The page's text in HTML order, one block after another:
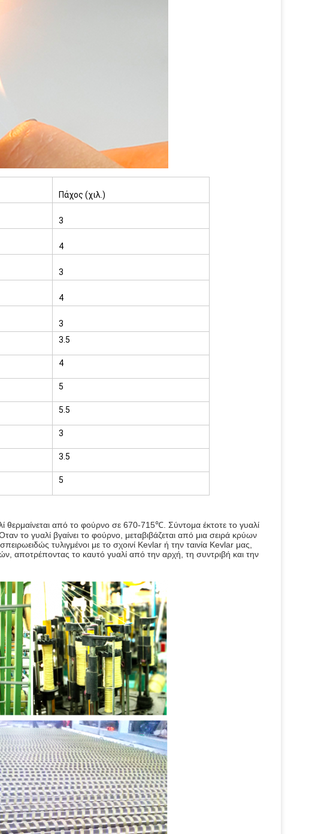
Πάχος (χιλ.)
3
4
3
4
3
3.5
4
5
5.5
3
3.5
5
θερμαίνεται από το φούρνο σε 670-715℃. Σύντομα έκτοτε το γυαλί
το γυαλί βγαίνει το φούρνο, μεταβιβάζεται από μια σειρά κρύων
τυλιγμένοι με το σχοινί Kevlar ή την ταινία Kevlar μας,
αποτρέποντας το καυτό γυαλί από την αρχή, τη συντριβή και την